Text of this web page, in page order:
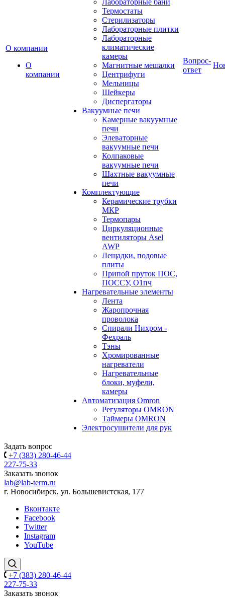
О компании
О
компании
Лабораторные бани
Термостаты
Стерилизаторы
Лабораторные плитки
Лабораторные
климатические
камеры
Магнитные мешалки
Центрифуги
Мельницы
Шейкеры
Диспергаторы
Вакуумные печи
Камерные вакуумные
печи
Элеваторные
вакуумные печи
Колпаковые
вакуумные печи
Шахтные вакуумные
печи
Комплектующие
Керамические трубки
МКР
Термопары
Циркуляционные
вентиляторы Asel
AWP
Лещадки, подовые
плиты
Припой пруток ПОС,
ПОССУ, О1пч
Нагревательные элементы
Лента
Жаропрочная
проволока
Спирали Нихром -
Фехраль
Тэны
Хромированные
нагреватели
Нагревательные
блоки, муфели,
камеры
Автоматизация Omron
Регуляторы OMRON
Таймеры OMRON
Электросушители для рук
Вопрос-
ответ
Задать вопрос
+7 (383) 280-46-44
227-75-33
Заказать звонок
lab@lab-term.ru
г. Новосибирск, ул. Большевистская, 177
Вконтакте
Facebook
Twitter
Instagram
YouTube
+7 (383) 280-46-44
227-75-33
Заказать звонок